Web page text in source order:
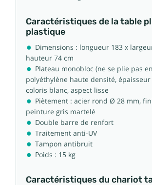
Caractéristiques de la table
plastique
Dimensions : longueur 183 x
hauteur 74 cm
Plateau monobloc (ne se plie pas
polyéthylène haute densité, épaisseur
coloris blanc, aspect lisse
Piètement : acier rond Ø 28 mm,
peinture gris martelé
Double barre de renfort
Traitement anti-UV
Tampon antibruit
Poids : 15 kg
Caractéristiques du chariot